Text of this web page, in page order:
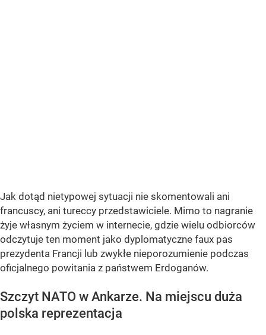
Jak dotąd nietypowej sytuacji nie skomentowali ani
francuscy, ani tureccy przedstawiciele. Mimo to nagranie
żyje własnym życiem w internecie, gdzie wielu odbiorców
odczytuje ten moment jako dyplomatyczne faux pas
prezydenta Francji lub zwykłe nieporozumienie podczas
oficjalnego powitania z państwem Erdoganów.
Szczyt NATO w Ankarze. Na miejscu duża
polska reprezentacja